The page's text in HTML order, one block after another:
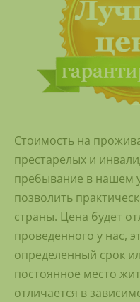
Стоимость на
престарелых и
пребывание в нашем
позволить
страны. Цена будет
проведенного у нас,
определенный срок
постоянное место
отличается в